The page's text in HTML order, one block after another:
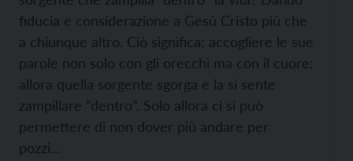
fiducia e considerazione a Gesù Cristo più che
a chiunque altro. Ciò significa: accogliere le sue
parole non solo con gli orecchi ma con il cuore:
allora quella sorgente sgorga e la si sente
zampillare “dentro”. Solo allora ci si può
permettere di non dover più andare per
pozzi…